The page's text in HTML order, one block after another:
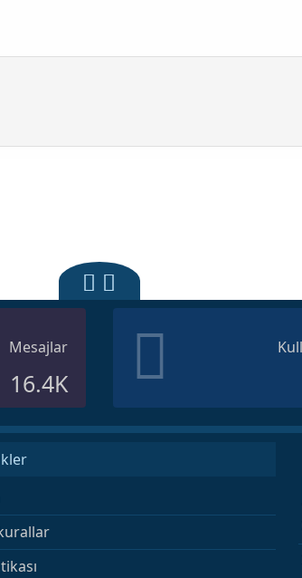
Mesajlar
16.4K